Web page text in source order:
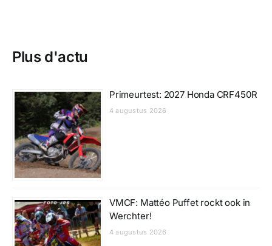
Plus d'actu
Primeurtest: 2027 Honda CRF450R
4 augustus 2026
VMCF: Mattéo Puffet rockt ook in
Werchter!
4 augustus 2026